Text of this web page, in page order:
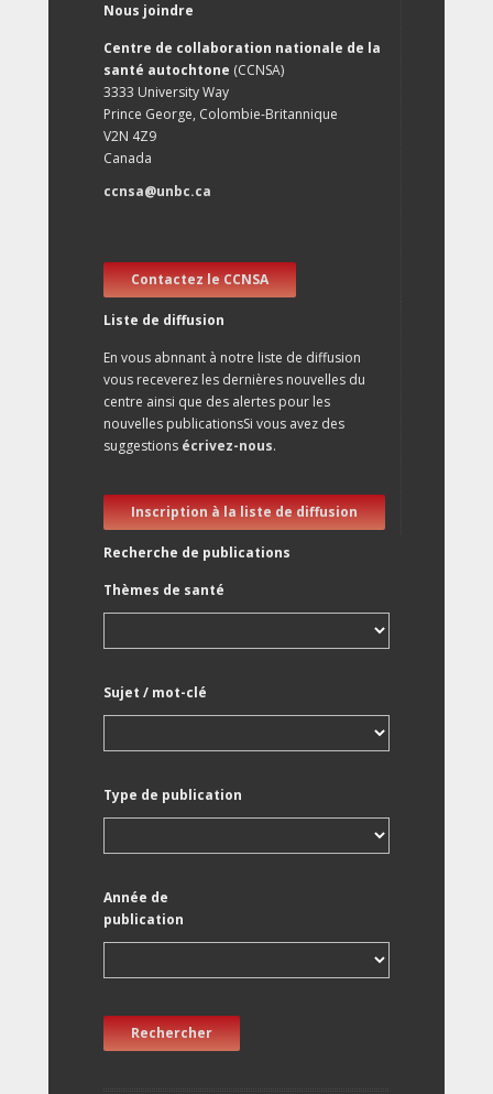
Nous joindre
Centre de collaboration nationale de la
santé autochtone (CCNSA)
3333 University Way
Prince George, Colombie-Britannique
V2N 4Z9
Canada
ccnsa@unbc.ca
Contactez le CCNSA
Liste de diffusion
En vous abnnant à notre liste de diffusion
vous receverez les dernières nouvelles du
centre ainsi que des alertes pour les
nouvelles publicationsSi vous avez des
suggestions écrivez-nous.
Inscription à la liste de diffusion
Recherche de publications
Thèmes de santé
Sujet / mot-clé
Type de publication
Année de
publication
Rechercher